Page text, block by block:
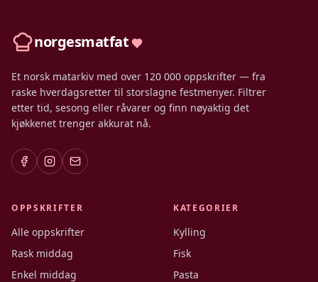
norgesmatfat
Et norsk matarkiv med over 120 000 oppskrifter — fra
raske hverdagsretter til storslagne festmenyer. Filtrer
etter tid, sesong eller råvarer og finn nøyaktig det
kjøkkenet trenger akkurat nå.
OPPSKRIFTER
Alle oppskrifter
Rask middag
Enkel middag
KATEGORIER
Kylling
Fisk
Pasta